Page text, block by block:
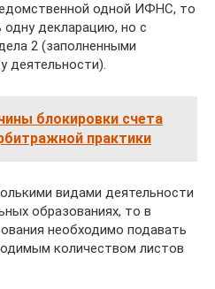
одной ИФНС, то
декларацию, но с
2 (заполненными
деятельности).
блокировки счета
практики
видами деятельности
образованиях, то в
необходимо подавать
количеством листов